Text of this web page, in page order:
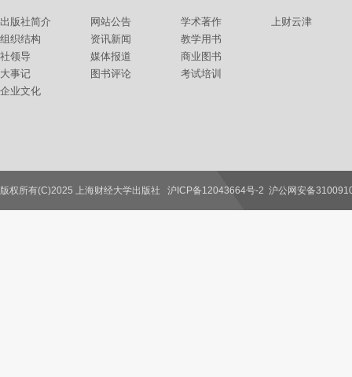
出版社简介
组织结构
社领导
大事记
企业文化
网站公告
资讯新闻
媒体报道
图书评论
学术著作
教学用书
商业图书
考试培训
上财云津
联系我们
版权所有(C)2025 上海财经大学出版社 沪ICP备12043664号-2 沪公网安备